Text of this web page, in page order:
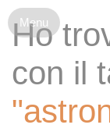
Ho
con il